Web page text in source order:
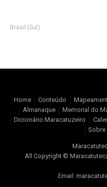
Brasil (Sul)
Home Conteúdo
Almanaque
Memorial do
Dicionário Maracatuzeiro
Sobre
All Copyright ©
Email: